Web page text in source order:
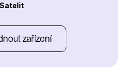
Satelit
zařízení